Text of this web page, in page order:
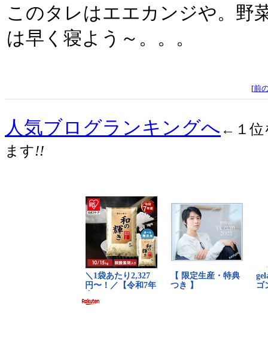
このタレはエエカンジや。野
は早く寝よう～。。。
[前
人気ブログランキングへ ←１位
ます!!